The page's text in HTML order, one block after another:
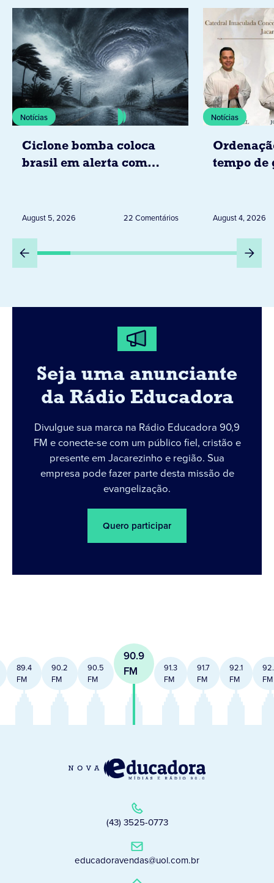
Notícias
Ciclone bomba coloca
brasil em alerta com
dias 6 e 8 de agosto
August 5, 2026 22 Comentários
Notícias
tempo de
August 4, 2026
Seja uma anunciante
da Rádio Educadora
Divulgue sua marca na Rádio Educadora 90,9
FM e conecte-se com um público fiel, cristão e
presente em Jacarezinho e região. Sua
empresa pode fazer parte desta missão de
evangelização.
Quero participar
89.4
FM
90.2
FM
90.5
FM
90.9
FM
91.3
FM
91.7
FM
92.1
FM
FM
(43) 3525-0773
educadoravendas@uol.com.br